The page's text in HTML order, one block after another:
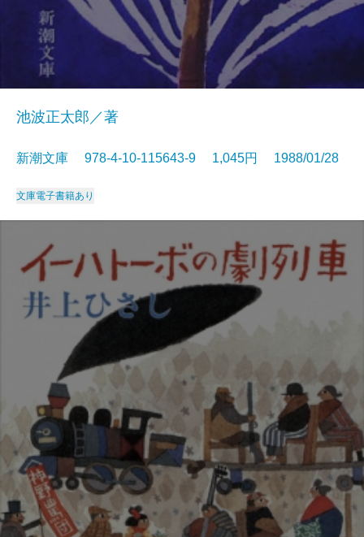
池波正太郎／著
新潮文庫 978-4-10-115643-9 1,045円 1988/01/28
文庫電子書籍あり